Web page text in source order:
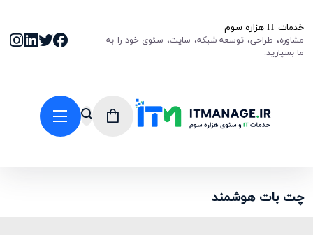
خدمات IT هزاره سوم
مشاوره، طراحی، توسعه شبکه، سایت، سئوی خود را به
ما بسپارید.
چت بات هوشمند